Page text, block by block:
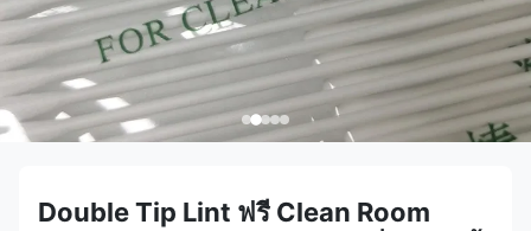
Double Tip Lint ฟรี Clean Room